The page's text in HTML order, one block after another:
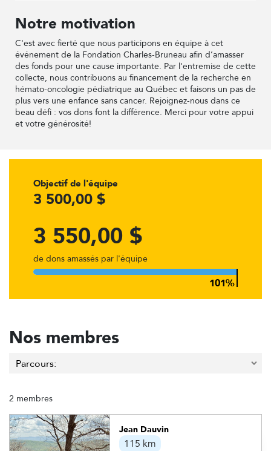
Notre motivation
C'est avec fierté que nous participons en équipe à cet
événement de la Fondation Charles-Bruneau afin d’amasser
des fonds pour une cause importante. Par l'entremise de cette
collecte, nous contribuons au financement de la recherche en
hémato-oncologie pédiatrique au Québec et faisons un pas de
plus vers une enfance sans cancer. Rejoignez-nous dans ce
beau défi : vos dons font la différence. Merci pour votre appui
et votre générosité!
Objectif de l'équipe
3 500,00 $
3 550,00 $
de dons amassés par l'équipe
Nos membres
2 membres
Jean Dauvin
115 km